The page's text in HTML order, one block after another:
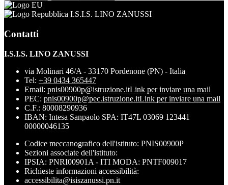
I.S.I.S. LINO ZANUSSI
Contatti
I.S.I.S. LINO ZANUSSI
via Molinari 46/A - 33170 Pordenone (PN) - Italia
Tel: +39 0434 365447
Email: pnis00900p@istruzione.itLink per inviare una mail
PEC: pnis00900p@pec.istruzione.itLink per inviare una mail
C.F.: 80008290936
IBAN: Intesa Sanpaolo SPA: IT47L 03069 123441
00000046135
Codice meccanografico dell'istituto: PNIS00900P
Sezioni associate dell'istituto:
IPSIA: PNRI00901A - ITI MODA: PNTF009017
Richieste informazioni accessibilità:
accessibilita@isiszanussi.pn.it